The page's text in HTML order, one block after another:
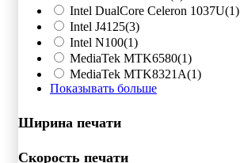
Intel DualCore Celeron 1037U(1)
Intel J4125(3)
Intel N100(1)
MediaTek MTK6580(1)
MediaTek MTK8321A(1)
Показывать больше
Ширина печати
Скорость печати